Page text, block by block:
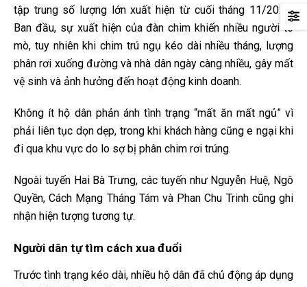
tập trung số lượng lớn xuất hiện từ cuối tháng 11/2025.
Ban đầu, sự xuất hiện của đàn chim khiến nhiều người tò
mò, tuy nhiên khi chim trú ngụ kéo dài nhiều tháng, lượng
phân rơi xuống đường và nhà dân ngày càng nhiều, gây mất
vệ sinh và ảnh hưởng đến hoạt động kinh doanh.
Không ít hộ dân phản ánh tình trạng “mất ăn mất ngủ” vì
phải liên tục dọn dẹp, trong khi khách hàng cũng e ngại khi
đi qua khu vực do lo sợ bị phân chim rơi trúng.
Ngoài tuyến Hai Bà Trưng, các tuyến như Nguyễn Huệ, Ngô
Quyền, Cách Mạng Tháng Tám và Phan Chu Trinh cũng ghi
nhận hiện tượng tương tự.
Người dân tự tìm cách xua đuổi
Trước tình trạng kéo dài, nhiều hộ dân đã chủ động áp dụng